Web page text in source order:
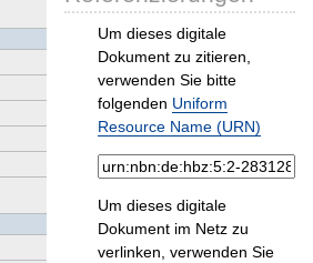
Um dieses digitale
Dokument zu zitieren,
verwenden Sie bitte
folgenden Uniform
Resource Name (URN)
Um dieses digitale
Dokument im Netz zu
verlinken, verwenden Sie